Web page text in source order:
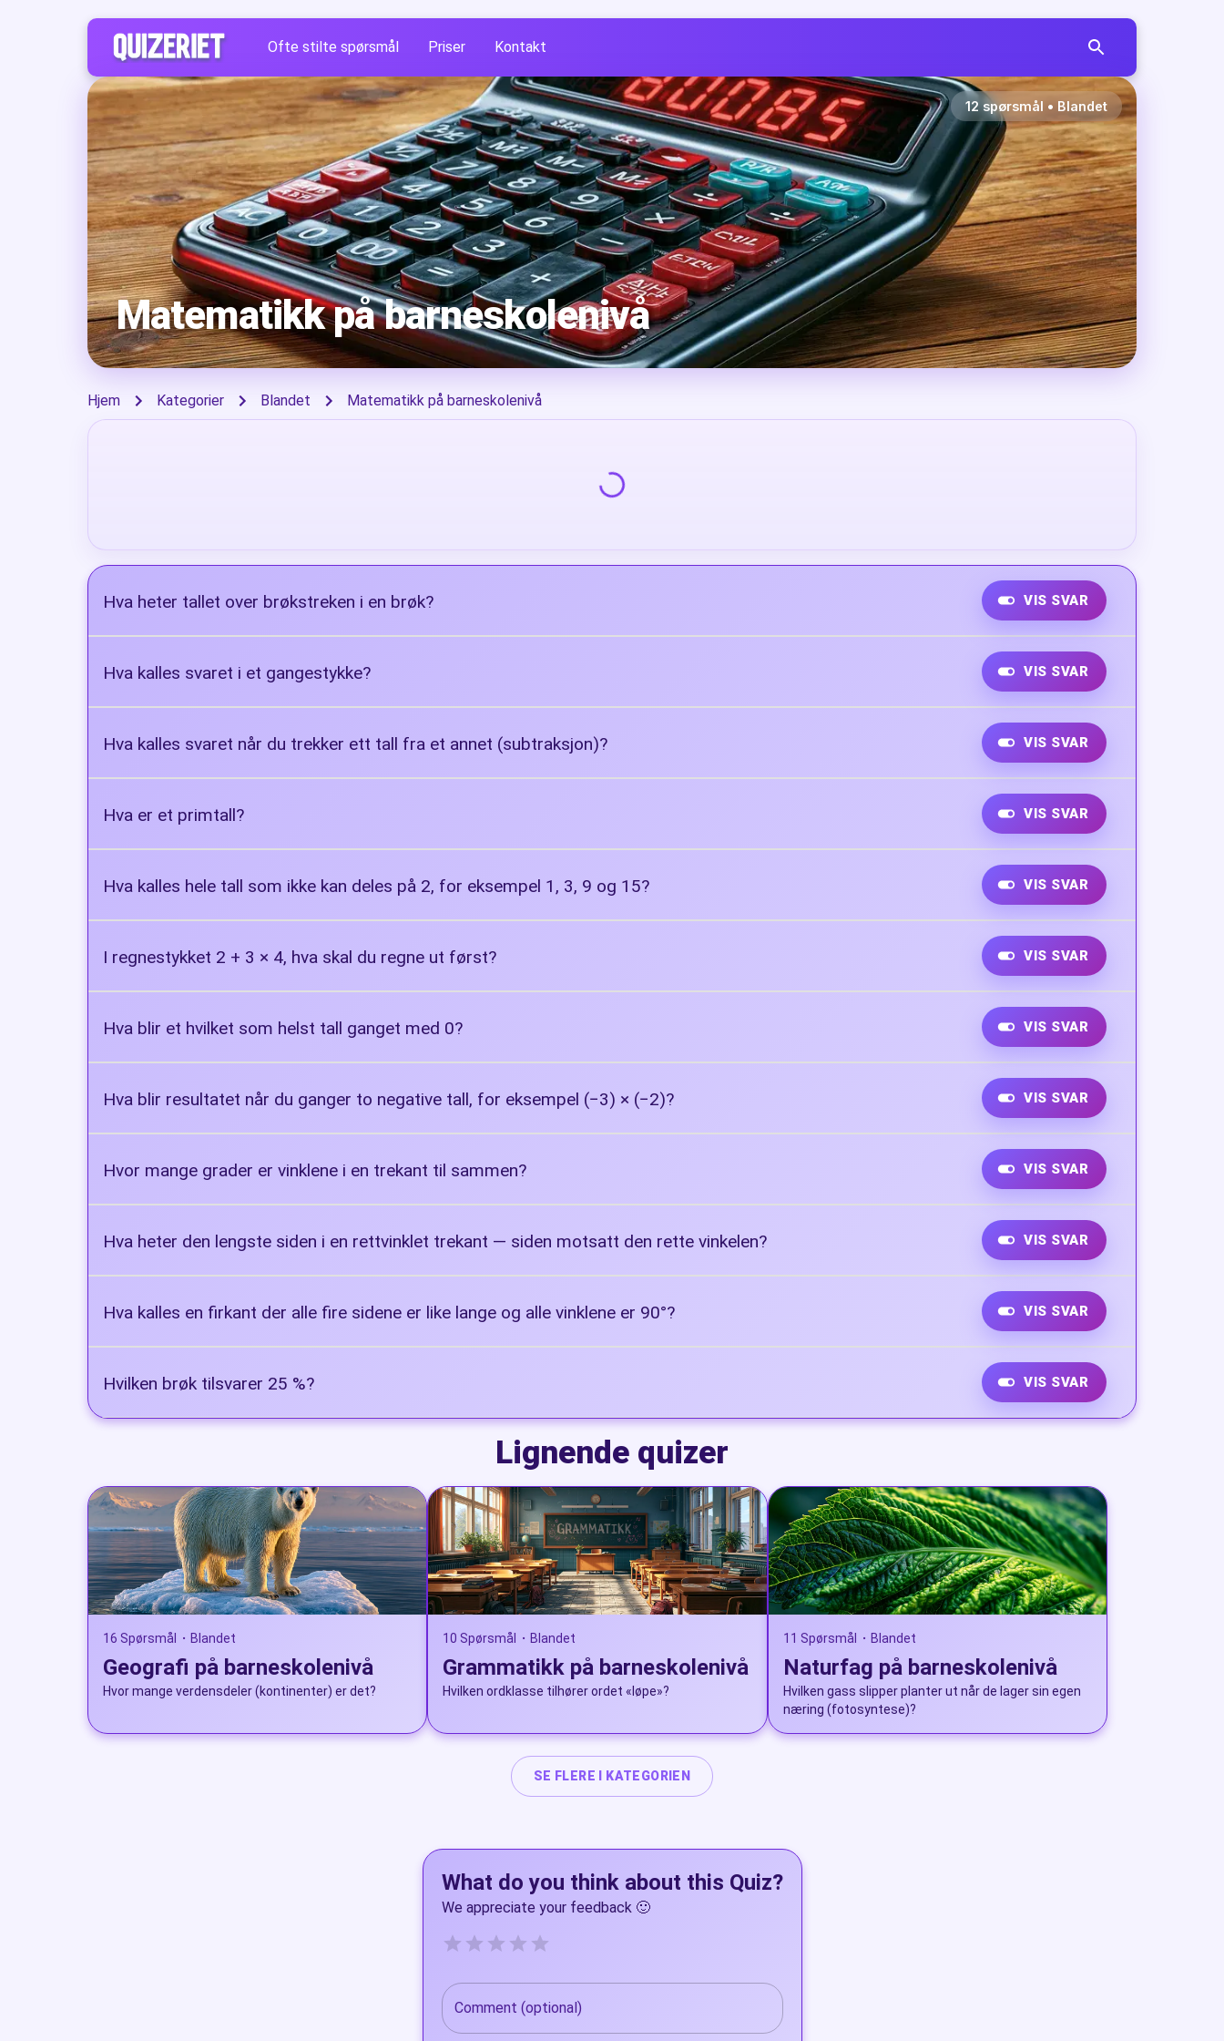
Ofte stilte spørsmål Priser Kontakt
12 spørsmål • Blandet
Matematikk på barneskolenivå
Hjem Kategorier Blandet Matematikk på barneskolenivå
Hva heter tallet over brøkstreken i en brøk? VIS SVAR
Hva kalles svaret i et gangestykke? VIS SVAR
Hva kalles svaret når du trekker ett tall fra et annet (subtraksjon)? VIS SVAR
Hva er et primtall? VIS SVAR
Hva kalles hele tall som ikke kan deles på 2, for eksempel 1, 3, 9 og 15? VIS SVAR
I regnestykket 2 + 3 × 4, hva skal du regne ut først? VIS SVAR
Hva blir et hvilket som helst tall ganget med 0? VIS SVAR
Hva blir resultatet når du ganger to negative tall, for eksempel (−3) × (−2)? VIS SVAR
Hvor mange grader er vinklene i en trekant til sammen? VIS SVAR
Hva heter den lengste siden i en rettvinklet trekant — siden motsatt den rette vinkelen? VIS SVAR
Hva kalles en firkant der alle fire sidene er like lange og alle vinklene er 90°? VIS SVAR
Hvilken brøk tilsvarer 25 %? VIS SVAR
1/4
Lignende quizer
16 Spørsmål • Blandet
Geografi på barneskolenivå
Hvor mange verdensdeler (kontinenter) er det?
10 Spørsmål • Blandet
Grammatikk på barneskolenivå
Hvilken ordklasse tilhører ordet «løpe»?
11 Spørsmål • Blandet
Naturfag på barneskolenivå
Hvilken gass slipper planter ut når de lager sin egen
næring (fotosyntese)?
SE FLERE I KATEGORIEN
What do you think about this Quiz?
We appreciate your feedback 🙂
Comment (optional)